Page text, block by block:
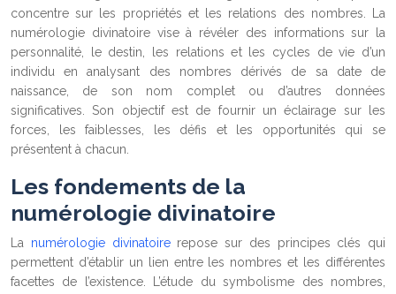
concentre sur les propriétés et les relations des nombres. La
numérologie divinatoire vise à révéler des informations sur la
personnalité, le destin, les relations et les cycles de vie d’un
individu en analysant des nombres dérivés de sa date de
naissance, de son nom complet ou d’autres données
significatives. Son objectif est de fournir un éclairage sur les
forces, les faiblesses, les défis et les opportunités qui se
présentent à chacun.
Les fondements de la
numérologie divinatoire
La numérologie divinatoire repose sur des principes clés qui
permettent d’établir un lien entre les nombres et les différentes
facettes de l’existence. L’étude du symbolisme des nombres,